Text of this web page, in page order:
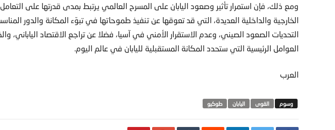
ومع ذلك، فإن استمرار تأثير وصعود اليابان على المسرح العالمي يرتبط بمدى قدرتها على
الخارجية والداخلية العديدة، التي قد تعوقها عن تنفيذ طموحاتها في تبوّء المكانة والدور
التحديات الصعود الصيني، وعدم الاستقرار الأمني في آسيا، فضلا عن تراجع الاقتصاد الياباني،
العوامل الرئيسية التي ستحدد المكانة المستقبلية لليابان في عالم اليوم.
العرب
القوى اليابان طوكيو